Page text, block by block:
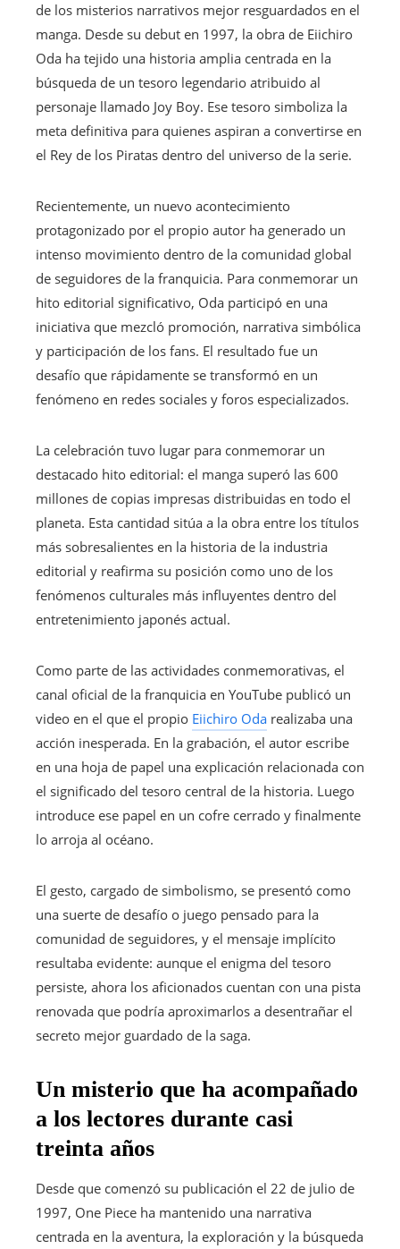
de los misterios narrativos mejor resguardados en el
manga. Desde su debut en 1997, la obra de Eiichiro
Oda ha tejido una historia amplia centrada en la
búsqueda de un tesoro legendario atribuido al
personaje llamado Joy Boy. Ese tesoro simboliza la
meta definitiva para quienes aspiran a convertirse en
el Rey de los Piratas dentro del universo de la serie.
Recientemente, un nuevo acontecimiento
protagonizado por el propio autor ha generado un
intenso movimiento dentro de la comunidad global
de seguidores de la franquicia. Para conmemorar un
hito editorial significativo, Oda participó en una
iniciativa que mezcló promoción, narrativa simbólica
y participación de los fans. El resultado fue un
desafío que rápidamente se transformó en un
fenómeno en redes sociales y foros especializados.
La celebración tuvo lugar para conmemorar un
destacado hito editorial: el manga superó las 600
millones de copias impresas distribuidas en todo el
planeta. Esta cantidad sitúa a la obra entre los títulos
más sobresalientes en la historia de la industria
editorial y reafirma su posición como uno de los
fenómenos culturales más influyentes dentro del
entretenimiento japonés actual.
Como parte de las actividades conmemorativas, el
canal oficial de la franquicia en YouTube publicó un
video en el que el propio Eiichiro Oda realizaba una
acción inesperada. En la grabación, el autor escribe
en una hoja de papel una explicación relacionada con
el significado del tesoro central de la historia. Luego
introduce ese papel en un cofre cerrado y finalmente
lo arroja al océano.
El gesto, cargado de simbolismo, se presentó como
una suerte de desafío o juego pensado para la
comunidad de seguidores, y el mensaje implícito
resultaba evidente: aunque el enigma del tesoro
persiste, ahora los aficionados cuentan con una pista
renovada que podría aproximarlos a desentrañar el
secreto mejor guardado de la saga.
Un misterio que ha acompañado
a los lectores durante casi
treinta años
Desde que comenzó su publicación el 22 de julio de
1997, One Piece ha mantenido una narrativa
centrada en la aventura, la exploración y la búsqueda